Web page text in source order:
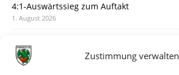
Zustimmung verwalten
4:1-Auswärtssieg zum Auftakt
1. August 2026
31. Juli 2026